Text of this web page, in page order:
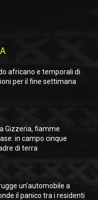
africano e temporali di
per il fine settimana
Gizzeria, fiamme
in campo cinque
di terra
un’automobile a
il panico tra i residenti